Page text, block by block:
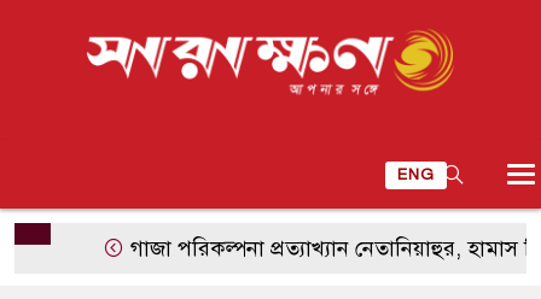
ENG
গাজা পরিকল্পনা প্রত্যাখ্যান নেতানিয়াহুর, হামাস নিরস্ত্র না